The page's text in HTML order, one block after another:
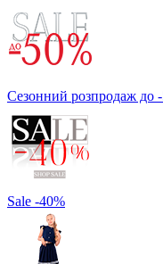
Сезонний розпродаж до
Sale -40%